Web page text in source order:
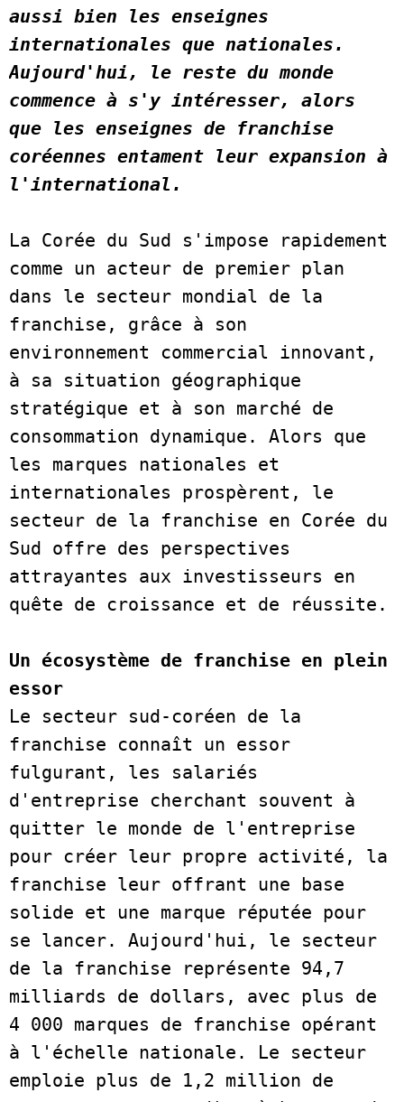
aussi bien les enseignes
internationales que nationales.
Aujourd'hui, le reste du monde
commence à s'y intéresser, alors
que les enseignes de franchise
coréennes entament leur expansion à
l'international.
La Corée du Sud s'impose rapidement
comme un acteur de premier plan
dans le secteur mondial de la
franchise, grâce à son
environnement commercial innovant,
à sa situation géographique
stratégique et à son marché de
consommation dynamique. Alors que
les marques nationales et
internationales prospèrent, le
secteur de la franchise en Corée du
Sud offre des perspectives
attrayantes aux investisseurs en
Un écosystème de franchise en plein
essor
Le secteur sud-coréen de la
franchise connaît un essor
fulgurant, les salariés
d'entreprise cherchant souvent à
quitter le monde de l'entreprise
pour créer leur propre activité, la
franchise leur offrant une base
solide et une marque réputée pour
se lancer. Aujourd'hui, le secteur
de la franchise représente 94,7
milliards de dollars, avec plus de
4 000 marques de franchise opérant
à l'échelle nationale. Le secteur
emploie plus de 1,2 million de